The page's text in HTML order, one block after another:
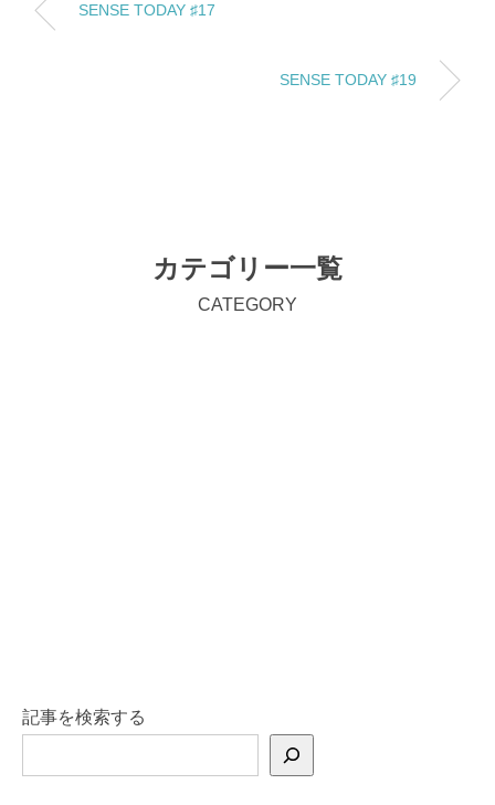
SENSE TODAY ♯17
SENSE TODAY ♯19
カテゴリー一覧
CATEGORY
記事を検索する